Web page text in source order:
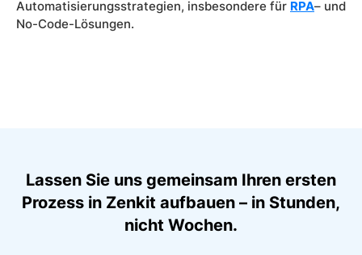
Automatisierungsstrategien, insbesondere für RPA– und
No-Code-Lösungen.
Lassen Sie uns gemeinsam Ihren ersten
Prozess in Zenkit aufbauen – in Stunden,
nicht Wochen.